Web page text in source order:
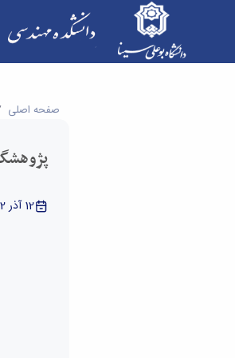
پژوهشگران برتر دانشکده مهندسی در سال 1402 -صفحه اصلی
12 آذر 1402 07:01